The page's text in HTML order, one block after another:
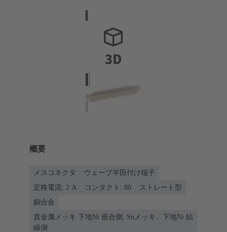
概要
メスコネクタ
ウェーブ半田付け端子
定格電流: ‌2 A
コンタクト: 80
ストレート型
銅合金
貴金属メッキ 下地Ni 嵌合側, Snメッキ、下地Ni 結
線側